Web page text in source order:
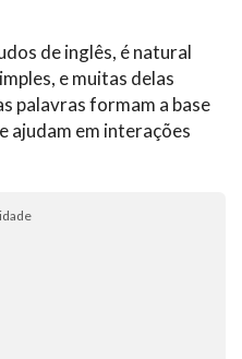
de inglês, é natural
e muitas delas
palavras formam a base
ajudam em interações